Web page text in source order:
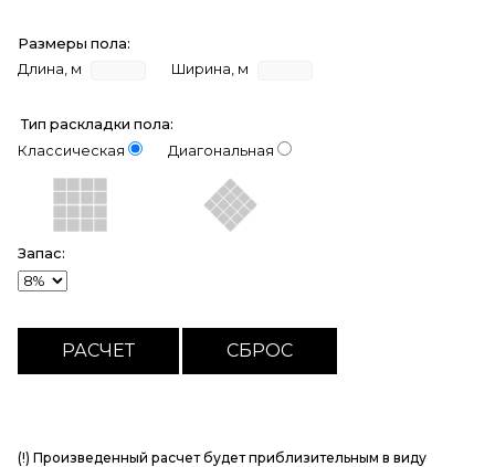
Размеры пола:
Длина, м
Ширина, м
Тип раскладки пола:
Классическая
Диагональная
Запас:
(!) Произведенный расчет будет приблизительным в виду